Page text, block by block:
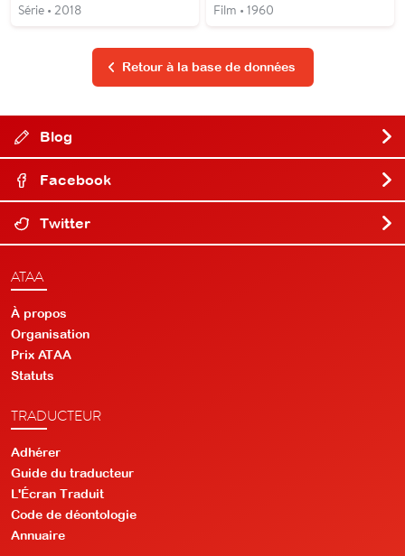
Série • 2018 Film • 1960
Retour à la base de données
Blog
Facebook
Twitter
ATAA
À propos
Organisation
Prix ATAA
Statuts
TRADUCTEUR
Adhérer
Guide du traducteur
L'Écran Traduit
Code de déontologie
Annuaire